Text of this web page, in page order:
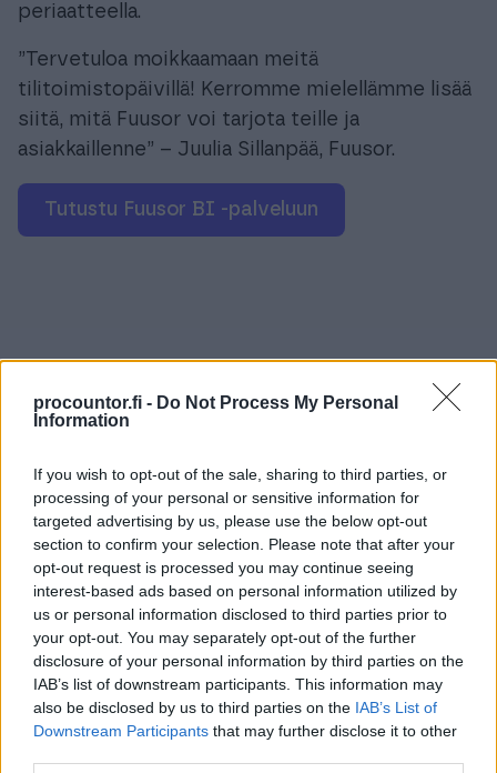
procountor.fi - Do Not Process My Personal
Information
If you wish to opt-out of the sale, sharing to third parties, or
processing of your personal or sensitive information for
targeted advertising by us, please use the below opt-out
section to confirm your selection. Please note that after your
opt-out request is processed you may continue seeing
interest-based ads based on personal information utilized by
us or personal information disclosed to third parties prior to
your opt-out. You may separately opt-out of the further
disclosure of your personal information by third parties on the
IAB’s list of downstream participants. This information may
also be disclosed by us to third parties on the IAB’s List of
Downstream Participants that may further disclose it to other
periaatteella.
”Tervetuloa moikkaamaan meitä
tilitoimistopäivillä! Kerromme mielellämme lisää
siitä, mitä Fuusor voi tarjota teille ja
asiakkaillenne” – Juulia Sillanpää, Fuusor.
tutustu Fuusor BI -palveluun
Viimeisimmät:
Finagon yrityslainan kilpailutuspalvelu
tukee pk-yritysten kasvua – reaaliaikainen
talousdata nopeuttaa rahoituspäätöksiä
Finagon vastuullisuus 2025 – ihmiset,
tietoturva ja toimitusketju painopisteinä